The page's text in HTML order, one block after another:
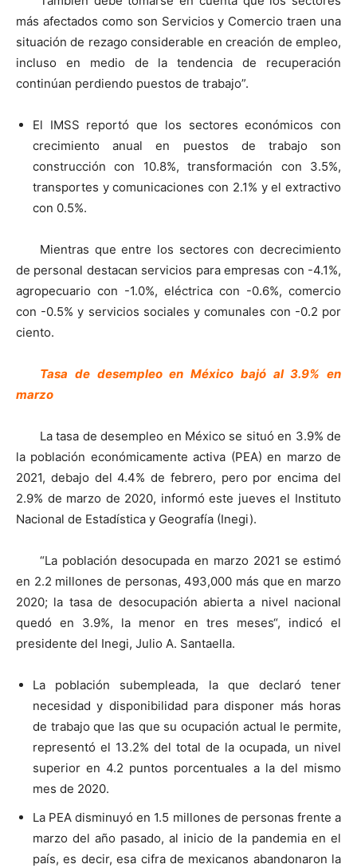
más afectados como son Servicios y Comercio traen una
situación de rezago considerable en creación de empleo,
incluso en medio de la tendencia de recuperación
continúan perdiendo puestos de trabajo”.
El IMSS reportó que los sectores económicos con
crecimiento anual en puestos de trabajo son
construcción con 10.8%, transformación con 3.5%,
transportes y comunicaciones con 2.1% y el extractivo
con 0.5%.
Mientras que entre los sectores con decrecimiento
de personal destacan servicios para empresas con -4.1%,
agropecuario con -1.0%, eléctrica con -0.6%, comercio
con -0.5% y servicios sociales y comunales con -0.2 por
ciento.
Tasa de desempleo en México bajó al 3.9% en
marzo
La tasa de desempleo en México se situó en 3.9% de
la población económicamente activa (PEA) en marzo de
2021, debajo del 4.4% de febrero, pero por encima del
2.9% de marzo de 2020, informó este jueves el Instituto
Nacional de Estadística y Geografía (Inegi).
“La población desocupada en marzo 2021 se estimó
en 2.2 millones de personas, 493,000 más que en marzo
2020; la tasa de desocupación abierta a nivel nacional
quedó en 3.9%, la menor en tres meses“, indicó el
presidente del Inegi, Julio A. Santaella.
La población subempleada, la que declaró tener
necesidad y disponibilidad para disponer más horas
de trabajo que las que su ocupación actual le permite,
representó el 13.2% del total de la ocupada, un nivel
superior en 4.2 puntos porcentuales a la del mismo
mes de 2020.
La PEA disminuyó en 1.5 millones de personas frente a
marzo del año pasado, al inicio de la pandemia en el
país, es decir, esa cifra de mexicanos abandonaron la